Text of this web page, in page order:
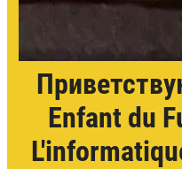
Enfant du